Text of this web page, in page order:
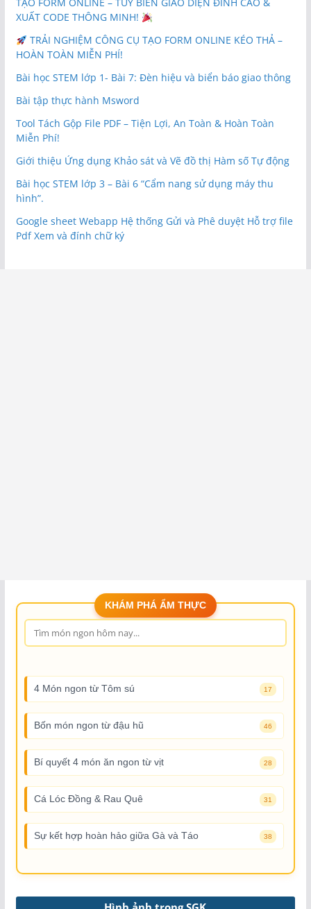
TẠO FORM ONLINE – TÙY BIẾN GIAO DIỆN ĐỈNH CAO &
XUẤT CODE THÔNG MINH!
TRẢI NGHIỆM CÔNG CỤ TẠO FORM ONLINE KÉO THẢ –
HOÀN TOÀN MIỄN PHÍ!
Bài học STEM lớp 1- Bài 7: Đèn hiệu và biển báo giao thông
Bài tập thực hành Msword
Tool Tách Gộp File PDF – Tiện Lợi, An Toàn & Hoàn Toàn
Miễn Phí!
Giới thiệu Ứng dụng Khảo sát và Vẽ đồ thị Hàm số Tự động
Bài học STEM lớp 3 – Bài 6 “Cẩm nang sử dụng máy thu
hình”.
Google sheet Webapp Hệ thống Gửi và Phê duyệt Hỗ trợ file
Pdf Xem và đính chữ ký
KHÁM PHÁ ẨM THỰC
4 Món ngon từ Tôm sú 17
Bốn món ngon từ đậu hũ 46
Bí quyết 4 món ăn ngon từ vịt 28
Cá Lóc Đồng & Rau Quê 31
Sự kết hợp hoàn hảo giữa Gà và Táo 38